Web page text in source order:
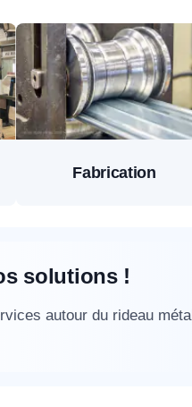
Fabrication
solutions !
autour du rideau